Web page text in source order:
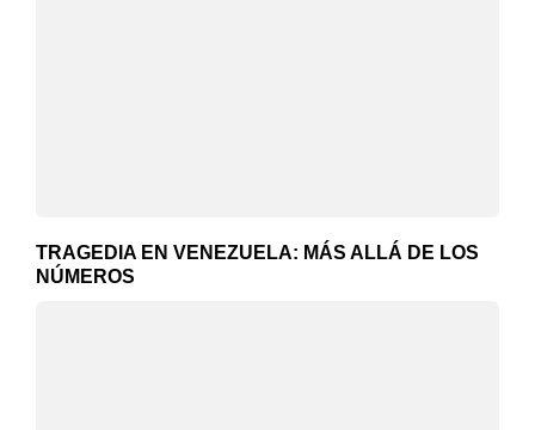
TRAGEDIA EN VENEZUELA: MÁS ALLÁ DE LOS
NÚMEROS